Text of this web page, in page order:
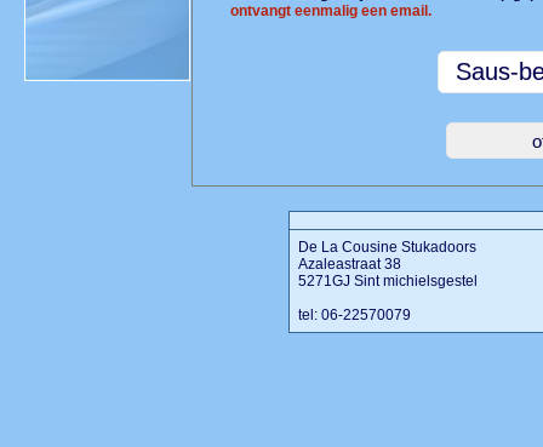
ontvangt eenmalig een email.
De La Cousine Stukadoors
Azaleastraat 38
5271GJ Sint michielsgestel
tel: 06-22570079